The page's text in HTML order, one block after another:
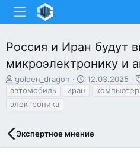
Россия и Иран будут
микроэлектронику и
А
в
т
е
golden_dragon
Д
а
12.03.2025
автомобиль иран компьютер
электроника
Экспертное мнение